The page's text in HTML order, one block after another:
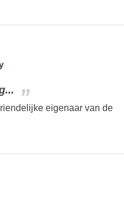
eigenaar van de